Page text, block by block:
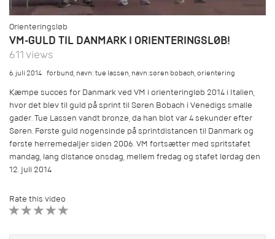
Orienteringsløb
VM-GULD TIL DANMARK I ORIENTERINGSLØB!
611 views
6. juli 2014 forbund,navn: tue lassen,navn:søren bobach,orientering
Kæmpe succes for Danmark ved VM i orienteringløb 2014 i Italien,
hvor det blev til guld på sprint til Søren Bobach i Venedigs smalle
gader. Tue Lassen vandt bronze, da han blot var 4 sekunder efter
Søren. Første guld nogensinde på sprintdistancen til Danmark og
første herremedaljer siden 2006. VM fortsætter med spritstafet
mandag, lang distance onsdag, mellem fredag og stafet lørdag den
12. juli 2014
Rate this video